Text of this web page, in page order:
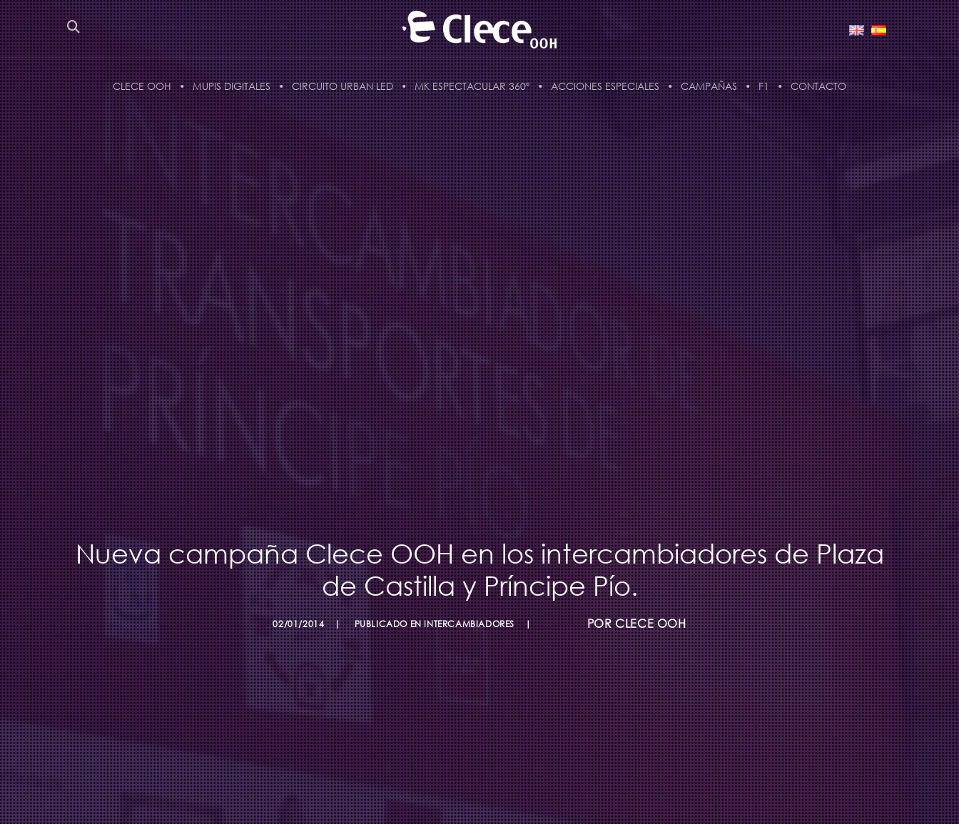
CLECE OOH MUPIS DIGITALES CIRCUITO URBAN LED MK ESPECTACULAR 360º ACCIONES ESPECIALES CAMPAÑAS F1 CONTACTO
Nueva campaña Clece OOH en los intercambiadores de Plaza
de Castilla y Príncipe Pío.
02/01/2014 PUBLICADO ENINTERCAMBIADORES PORCLECE OOH